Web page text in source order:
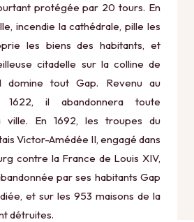
protégée par 20 tours. En
incendie la cathédrale, pille les
les biens des habitants, et
citadelle sur la colline de
domine tout Gap. Revenu au
1622, il abandonnera toute
ville. En 1692, les troupes du
Victor-Amédée II, engagé dans
contre la France de Louis XIV,
par ses habitants Gap
et sur les 953 maisons de la
détruites.